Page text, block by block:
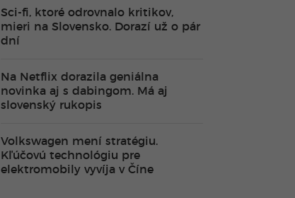
Sci-fi, ktoré odrovnalo kritikov,
mieri na Slovensko. Dorazí už o pár
dní
Na Netflix dorazila geniálna
novinka aj s dabingom. Má aj
slovenský rukopis
Volkswagen mení stratégiu.
Kľúčovú technológiu pre
elektromobily vyvíja v Číne